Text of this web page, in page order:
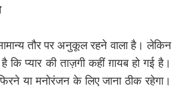
तौर पर अनुकूल रहने वाला है। लेकिन
प्यार की ताज़गी कहीं ग़ायब हो गई है।
या मनोरंजन के लिए जाना ठीक रहेगा।